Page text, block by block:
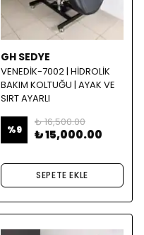
GH SEDYE
VENEDİK-7002 | HİDROLİK
BAKIM KOLTUĞU | AYAK VE
SIRT AYARLI
%9
₺ 16,500.00
₺ 15,000.00
SEPETE EKLE